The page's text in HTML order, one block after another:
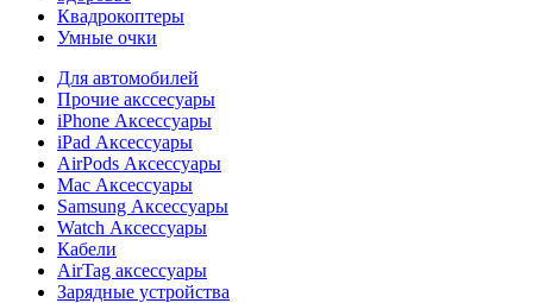
Квадрокоптеры
Умные очки
Для автомобилей
Прочие акссесуары
iPhone Аксессуары
iPad Аксессуары
AirPods Аксессуары
Mac Аксессуары
Samsung Аксессуары
Watch Аксессуары
Кабели
AirTag аксессуары
Зарядные устройства